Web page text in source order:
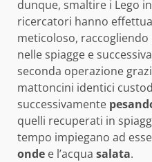
dunque, smaltire i Lego
ricercatori hanno
meticoloso,
nelle spiagge e
seconda operazione
mattoncini identici
successivamente
quelli recuperati in
tempo impiegano ad
onde e l’acqua salata.